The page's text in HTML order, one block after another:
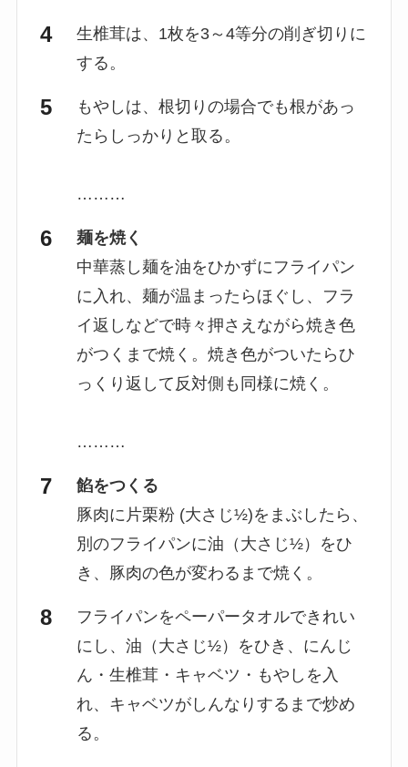
生椎茸は、1枚を3～4等分の削ぎ切りに
する。
もやしは、根切りの場合でも根があっ
たらしっかりと取る。
………
麺を焼く
中華蒸し麺を油をひかずにフライパン
に入れ、麺が温まったらほぐし、フラ
イ返しなどで時々押さえながら焼き色
がつくまで焼く。焼き色がついたらひ
っくり返して反対側も同様に焼く。
………
餡をつくる
豚肉に片栗粉 (大さじ½)をまぶしたら、
別のフライパンに油（大さじ½）をひ
き、豚肉の色が変わるまで焼く。
フライパンをペーパータオルできれい
にし、油（大さじ½）をひき、にんじ
ん・生椎茸・キャベツ・もやしを入
れ、キャベツがしんなりするまで炒め
る。